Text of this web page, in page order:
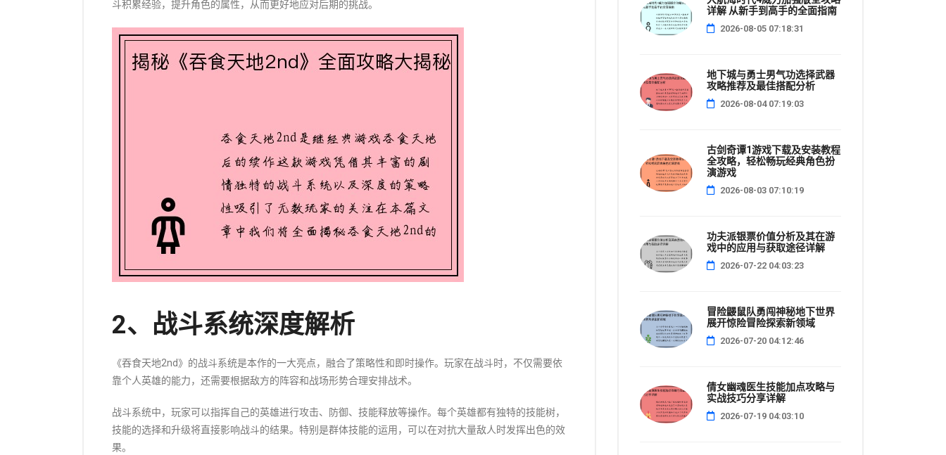
斗积累经验，提升角色的属性，从而更好地应对后期的挑战。
2、战斗系统深度解析
《吞食天地2nd》的战斗系统是本作的一大亮点，融合了策略性和即时操作。玩家在战斗时，不仅需要依
靠个人英雄的能力，还需要根据敌方的阵容和战场形势合理安排战术。
战斗系统中，玩家可以指挥自己的英雄进行攻击、防御、技能释放等操作。每个英雄都有独特的技能树，
技能的选择和升级将直接影响战斗的结果。特别是群体技能的运用，可以在对抗大量敌人时发挥出色的效
果。
详解 从新手到高手的全面指南
2026-08-05 07:18:31
地下城与勇士男气功选择武器
攻略推荐及最佳搭配分析
2026-08-04 07:19:03
古剑奇谭1游戏下载及安装教程
全攻略，轻松畅玩经典角色扮
演游戏
2026-08-03 07:10:19
功夫派银票价值分析及其在游
戏中的应用与获取途径详解
2026-07-22 04:03:23
冒险鼹鼠队勇闯神秘地下世界
展开惊险冒险探索新领域
2026-07-20 04:12:46
倩女幽魂医生技能加点攻略与
实战技巧分享详解
2026-07-19 04:03:10